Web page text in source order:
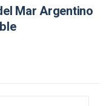
Mar Argentino